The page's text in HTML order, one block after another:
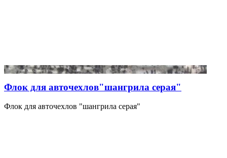
Флок для авточехлов"шангрила серая"
Флок для авточехлов "шангрила серая"